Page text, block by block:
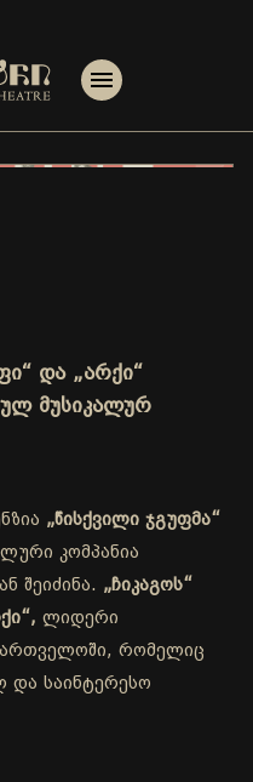
და „არქი“
მუსიკალურ
„წისქვილი ჯგუფმა“
კომპანია
შეიძინა. „ჩიკაგოს“
ლიდერი
რომელიც
და საინტერესო